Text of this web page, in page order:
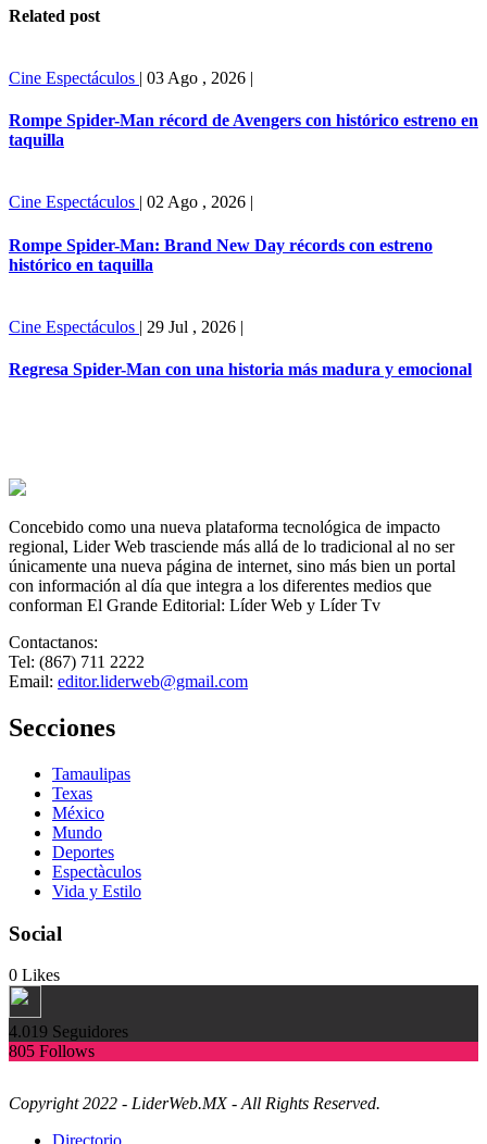
Related post
Cine Espectáculos | 03 Ago , 2026 |
Rompe Spider-Man récord de Avengers con histórico estreno en
taquilla
Cine Espectáculos | 02 Ago , 2026 |
Rompe Spider-Man: Brand New Day récords con estreno
histórico en taquilla
Cine Espectáculos | 29 Jul , 2026 |
Regresa Spider-Man con una historia más madura y emocional
Concebido como una nueva plataforma tecnológica de impacto
regional, Lider Web trasciende más allá de lo tradicional al no ser
únicamente una nueva página de internet, sino más bien un portal
con información al día que integra a los diferentes medios que
conforman El Grande Editorial: Líder Web y Líder Tv
Contactanos:
Tel: (867) 711 2222
Email: editor.liderweb@gmail.com
Secciones
Tamaulipas
Texas
México
Mundo
Deportes
Espectàculos
Vida y Estilo
Social
0 Likes
4.019 Seguidores
805 Follows
Copyright 2022 - LiderWeb.MX - All Rights Reserved.